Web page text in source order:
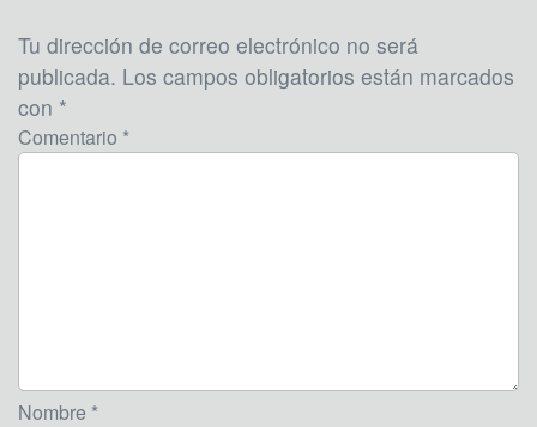
Tu dirección de correo electrónico no será
publicada. Los campos obligatorios están marcados
con *
Comentario *
Nombre *